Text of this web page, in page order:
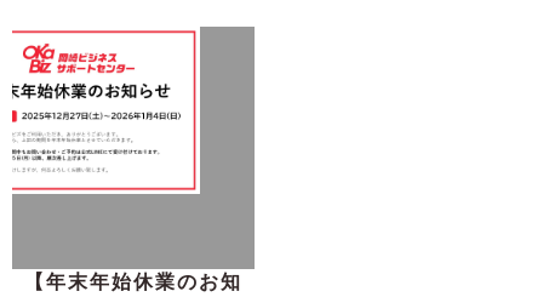
【年末年始休業のお知